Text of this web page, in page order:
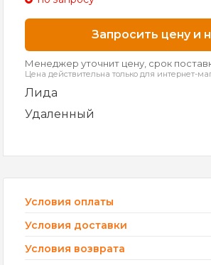
Запросить цену и
Менеджер уточнит цену, срок
Цена действительна только для интернет-
Лида
Удаленный
Условия оплаты
Условия доставки
Условия возврата